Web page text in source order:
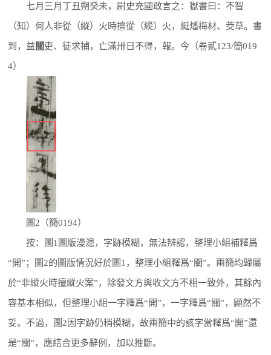
七月三月丁丑朔癸未，尉史充國敢言之：獄書曰：不智
（知）何人非從（縱）火時擅從（縱）火，烻燔梅材、茭草。書
到，益關吏、徒求捕，亡滿卅日不得，報。今（卷貳123/簡019
4）
圖2（簡0194）
按：圖1圖版漫漶，字跡模糊，無法辨認，整理小組補釋爲
“開”；圖2的圖版情況好於圖1，整理小組釋爲“關”。兩簡均歸屬
於“非縱火時擅縱火案”，除發文方與收文方不相一致外，其餘內
容基本相似，但整理小組一字釋爲“開”，一字釋爲“關”，顯然不
妥。不過，圖2因字跡仍稍模糊，故兩簡中的該字當釋爲“開”還
是“關”，應結合更多辭例，加以推斷。